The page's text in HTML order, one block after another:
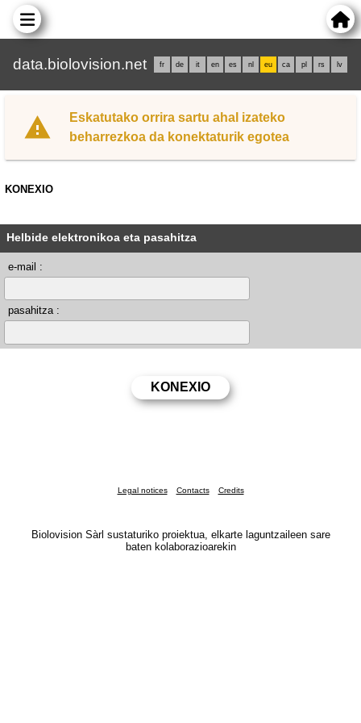
data.biolovision.net fr de it en es nl eu ca pl rs lv
Eskatutako orrira sartu ahal izateko
beharrezkoa da konektaturik egotea
KONEXIO
Helbide elektronikoa eta pasahitza
e-mail :
pasahitza :
Legal notices Contacts Credits
Biolovision Sàrl sustaturiko proiektua, elkarte laguntzaileen sare
baten kolaborazioarekin